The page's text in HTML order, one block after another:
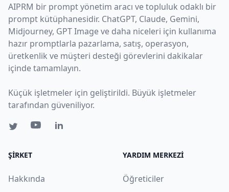
AIPRM bir prompt yönetim aracı ve topluluk odaklı bir
prompt kütüphanesidir. ChatGPT, Claude, Gemini,
Midjourney, GPT Image ve daha niceleri için kullanıma
hazır promptlarla pazarlama, satış, operasyon,
üretkenlik ve müşteri desteği görevlerini dakikalar
içinde tamamlayın.
Küçük işletmeler için geliştirildi. Büyük işletmeler
tarafından güveniliyor.
ŞIRKET
Hakkında
YARDIM MERKEZI
Öğreticiler